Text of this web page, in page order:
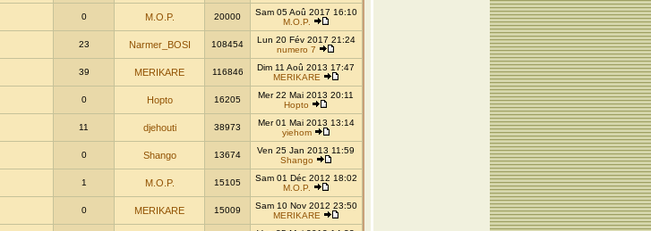
0 M.O.P. 20000
Sam 05 Aoû 2017 16:10
M.O.P.
23 Narmer_BOSI 108454
Lun 20 Fév 2017 21:24
numero 7
39 MERIKARE 116846
Dim 11 Aoû 2013 17:47
MERIKARE
0 Hopto 16205
Mer 22 Mai 2013 20:11
Hopto
11 djehouti 38973
Mer 01 Mai 2013 13:14
yiehom
0 Shango 13674
Ven 25 Jan 2013 11:59
Shango
1 M.O.P. 15105
Sam 01 Déc 2012 18:02
M.O.P.
0 MERIKARE 15009
Sam 10 Nov 2012 23:50
MERIKARE